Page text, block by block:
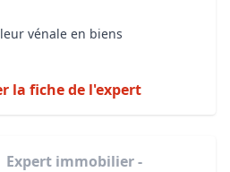
vénale en biens
la fiche de l'expert
Expert immobilier -